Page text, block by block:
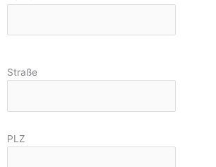
Straße
PLZ